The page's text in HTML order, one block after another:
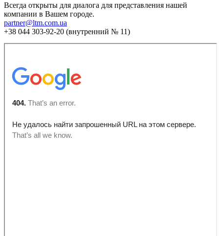
Всегда открыты для диалога для представления нашей
компании в Вашем городе.
partner@ltm.com.ua
+38 044 303-92-20 (внутренний № 11)